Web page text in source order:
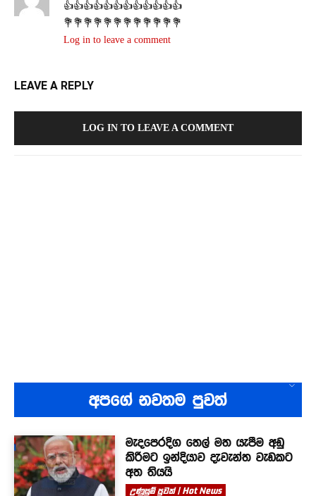
👍👍👍👍👍👍👍👍👍👍👍👍
💐💐💐💐💐💐💐💐💐💐💐💐
Log in to leave a comment
LEAVE A REPLY
LOG IN TO LEAVE A COMMENT
අපගේ නවතම පුවත්
මැදපෙරදිග තෙල් මත යැපීම අඩු
කිරීමට ඉන්දියාව දැවැන්ත වැඩකට
අත තියයි
උණුසුම් පුවත් | Hot News